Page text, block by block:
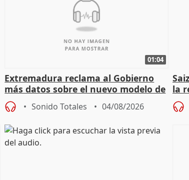
01:04
Extremadura reclama al Gobierno
más datos sobre el nuevo modelo de
financiación
Sonido Totales 04/08/2026
la
del